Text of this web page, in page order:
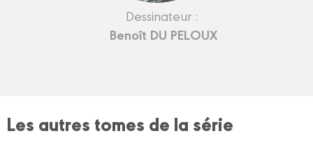
Dessinateur :
Benoît DU PELOUX
Les autres tomes de la série